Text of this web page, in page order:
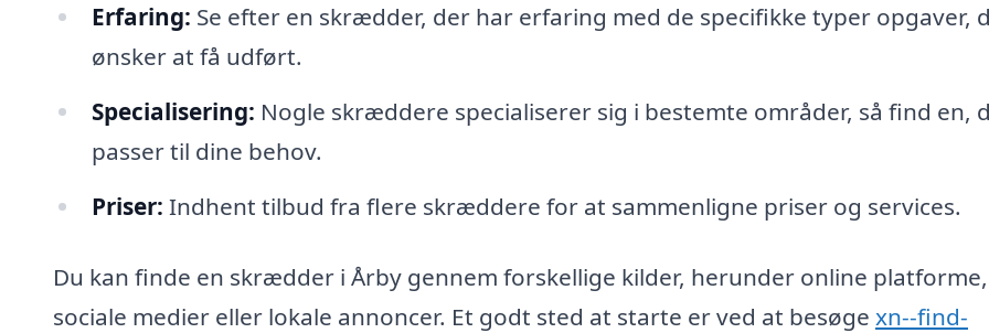
Erfaring: Se efter en skrædder, der har erfaring med de specifikke typer opgaver,
ønsker at få udført.
Specialisering: Nogle skræddere specialiserer sig i bestemte områder, så find en,
passer til dine behov.
Priser: Indhent tilbud fra flere skræddere for at sammenligne priser og services.
Du kan finde en skrædder i Årby gennem forskellige kilder, herunder online platforme,
sociale medier eller lokale annoncer. Et godt sted at starte er ved at besøge xn--find-